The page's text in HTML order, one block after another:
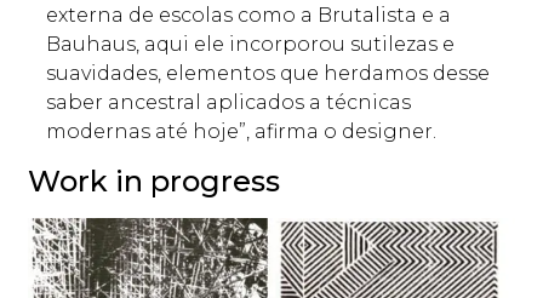
externa de escolas como a Brutalista e a
Bauhaus, aqui ele incorporou sutilezas e
suavidades, elementos que herdamos desse
saber ancestral aplicados a técnicas
modernas até hoje”, afirma o designer.
Work in progress